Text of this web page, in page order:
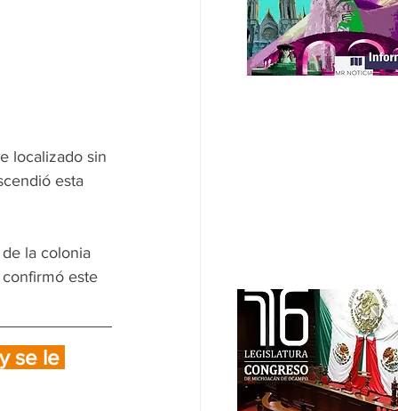
localizado sin
esta
la colonia
este
se le